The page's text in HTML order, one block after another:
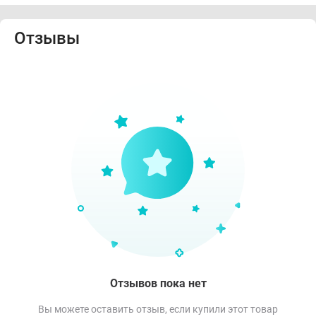
Отзывы
Отзывов пока нет
Вы можете оставить отзыв, если купили этот товар